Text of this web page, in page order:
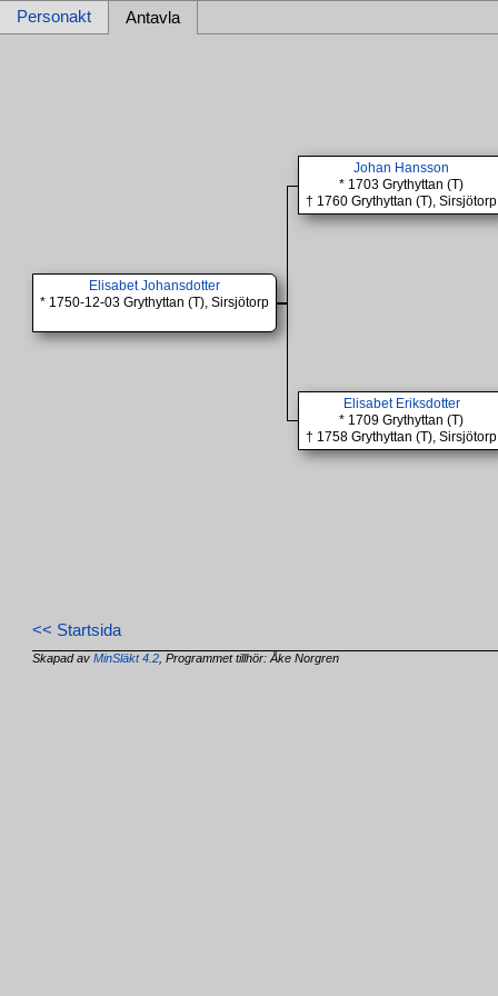
Personakt Antavla
Elisabet Johansdotter
* 1750-12-03 Grythyttan (T), Sirsjötorp
Johan Hansson
* 1703 Grythyttan (T)
† 1760 Grythyttan (T), Sirsjötorp
Elisabet Eriksdotter
* 1709 Grythyttan (T)
† 1758 Grythyttan (T), Sirsjötorp
<< Startsida
Skapad avMinSläkt 4.2 , Programmet tillhör: Åke Norgren